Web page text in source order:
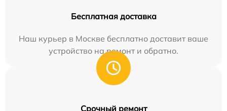
Бесплатная доставка
Наш курьер в Москве бесплатно доставит ваше
устройство на ремонт и обратно.
Срочный ремонт